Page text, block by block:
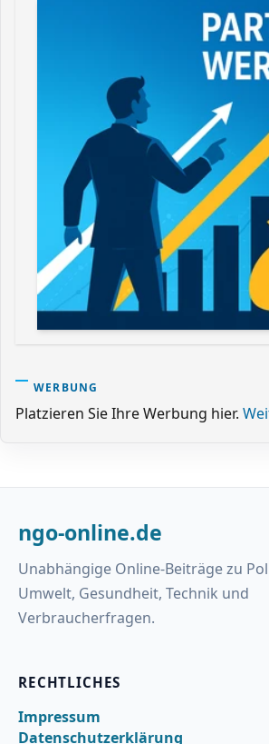
WERBUNG
Platzieren Sie Ihre Werbung hier.
ngo-online.de
Unabhängige Online-Beiträge zu
Umwelt, Gesundheit, Technik und
Verbraucherfragen.
RECHTLICHES
Impressum
Datenschutzerklärung